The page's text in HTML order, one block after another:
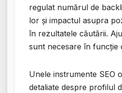
regulat numărul de
lor și impactul asupra
în rezultatele căutării.
sunt necesare în funcție
Unele instrumente SEO
detaliate despre profilul